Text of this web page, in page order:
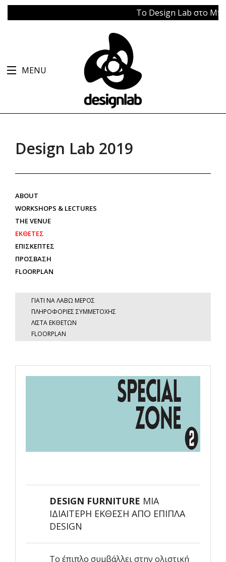
Το Design Lab στο
MENU
Design Lab 2019
ABOUT
WORKSHOPS & LECTURES
THE VENUE
ΕΚΘΕΤΕΣ
ΕΠΙΣΚΕΠΤΕΣ
ΠΡΟΣΒΑΣΗ
FLOORPLAN
ΓΙΑΤΙ ΝΑ ΛΑΒΩ ΜΕΡΟΣ
ΠΛΗΡΟΦΟΡΙΕΣ ΣΥΜΜΕΤΟΧΗΣ
ΛΙΣΤΑ ΕΚΘΕΤΩΝ
FLOORPLAN
DESIGN FURNITURE ΜΙΑ
ΙΔΙΑΙΤΕΡΗ ΕΚΘΕΣΗ ΑΠΟ ΕΠΙΠΛΑ
DESIGN
Το έπιπλο συμβάλλει στην ολιστική